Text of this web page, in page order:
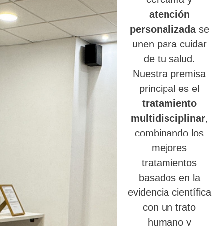
atención
personalizadase
unen para cuidar
de tu salud.
Nuestra premisa
principal es el
tratamiento
multidisciplinar,
combinando los
mejores
tratamientos
basados en la
evidencia científica
con un trato
humano y